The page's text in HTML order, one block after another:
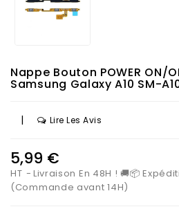
Nappe Bouton POWER ON/
Samsung Galaxy A10 SM-
| Lire Les Avis
5,99 €
HT
Livraison En 48H ! 🚚📦
(Commande avant 14H)